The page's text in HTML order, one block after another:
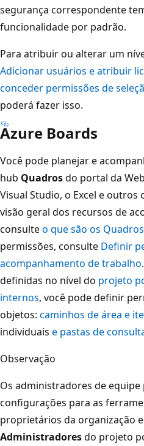
segurança correspondente
funcionalidade por padrão.
Para atribuir ou alterar um
Adicionar usuários e atribuir
conceder permissões de
poderá fazer isso.
Azure Boards
Você pode planejar e
hub Quadrosdo portal da
Visual Studio, o Excel e outros
visão geral dos recursos de
consulteo que são os
permissões, consulte Definir
acompanhamento de trabalho
definidas no nível do projeto
internos, você pode definir
objetos: caminhos de área e
individuais e pastas de
Observação
Os administradores de
configurações para as
proprietários da organização
Administradoresdo projeto